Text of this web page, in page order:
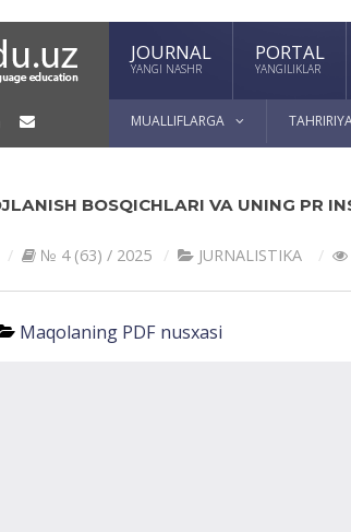
JOURNAL
YANGI NASHR
PORTAL
YANGILIKLAR
MUALLIFLARGA
BOSQICHLARI VA UNING PR
№ 4 (63) / 2025 JURNALISTIKA
Maqolaning PDF nusxasi